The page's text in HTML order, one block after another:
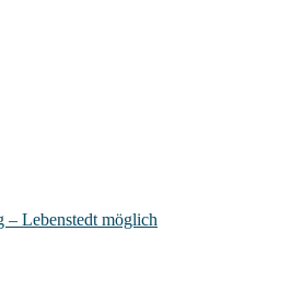
– Lebenstedt möglich